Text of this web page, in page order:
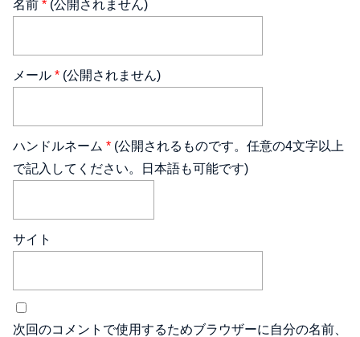
名前 * (公開されません)
メール * (公開されません)
ハンドルネーム * (公開されるものです。任意の4文字以上
で記入してください。日本語も可能です)
サイト
次回のコメントで使用するためブラウザーに自分の名前、